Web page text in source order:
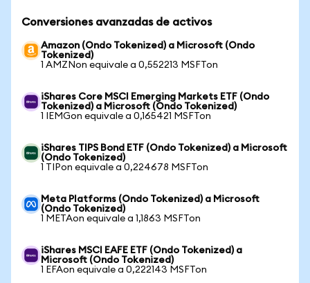
Conversiones avanzadas de activos
Amazon (Ondo Tokenized) a Microsoft (Ondo
Tokenized)
1 AMZNon equivale a 0,552213 MSFTon
iShares Core MSCI Emerging Markets ETF (Ondo
Tokenized) a Microsoft (Ondo Tokenized)
1 IEMGon equivale a 0,165421 MSFTon
iShares TIPS Bond ETF (Ondo Tokenized) a Microsoft
(Ondo Tokenized)
1 TIPon equivale a 0,224678 MSFTon
Meta Platforms (Ondo Tokenized) a Microsoft
(Ondo Tokenized)
1 METAon equivale a 1,1863 MSFTon
iShares MSCI EAFE ETF (Ondo Tokenized) a
Microsoft (Ondo Tokenized)
1 EFAon equivale a 0,222143 MSFTon